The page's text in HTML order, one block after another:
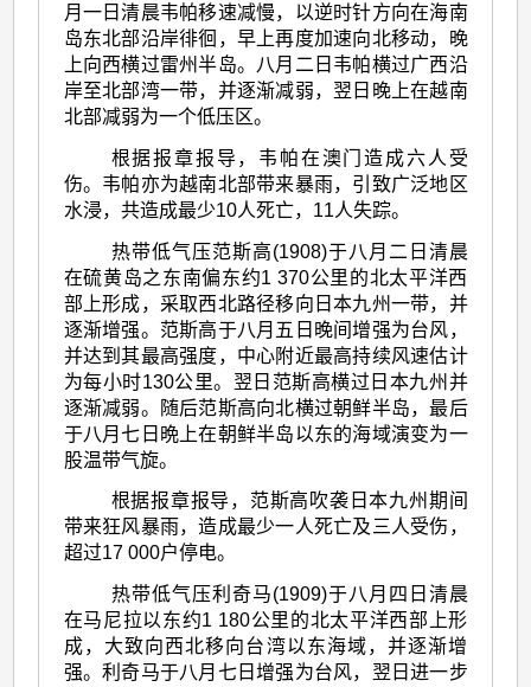
月一日清晨韦帕移速减慢，以逆时针方向在海南
岛东北部沿岸徘徊，早上再度加速向北移动，晚
上向西横过雷州半岛。八月二日韦帕横过广西沿
岸至北部湾一带，并逐渐减弱，翌日晚上在越南
北部减弱为一个低压区。
根据报章报导，韦帕在澳门造成六人受
伤。韦帕亦为越南北部带来暴雨，引致广泛地区
水浸，共造成最少10人死亡，11人失踪。
热带低气压范斯高(1908)于八月二日清晨
在硫黄岛之东南偏东约1 370公里的北太平洋西
部上形成，采取西北路径移向日本九州一带，并
逐渐增强。范斯高于八月五日晚间增强为台风，
并达到其最高强度，中心附近最高持续风速估计
为每小时130公里。翌日范斯高横过日本九州并
逐渐减弱。随后范斯高向北横过朝鲜半岛，最后
于八月七日晩上在朝鲜半岛以东的海域演变为一
股温带气旋。
根据报章报导，范斯高吹袭日本九州期间
带来狂风暴雨，造成最少一人死亡及三人受伤，
超过17 000户停电。
热带低气压利奇马(1909)于八月四日清晨
在马尼拉以东约1 180公里的北太平洋西部上形
成，大致向西北移向台湾以东海域，并逐渐增
强。利奇马于八月七日增强为台风，翌日进一步